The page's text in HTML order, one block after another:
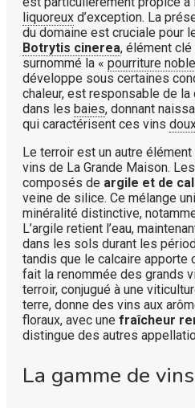
liquoreux d’exception. La
du domaine est cruciale pour
Botrytis cinerea, élément
surnommé la « pourriture noble
développe sous certaines
chaleur, est responsable de
dans les baies, donnant
qui caractérisent ces vins
Le terroir est un autre
vins de La Grande Maison.
composés de argile et de
veine de silice. Ce mélange
minéralité distinctive,
L’argile retient l’eau,
dans les sols durant les
tandis que le calcaire apporte
fait la renommée des grands
terroir, conjugué à une
terre, donne des vins aux
floraux, avec une fraîcheur
distingue des autres
La gamme de vins